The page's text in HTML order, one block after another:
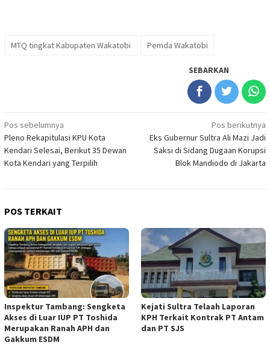
MTQ tingkat Kabupaten Wakatobi Pemda Wakatobi
SEBARKAN
Navigasi
pos
Pos sebelumnya
Pleno Rekapitulasi KPU Kota
Kendari Selesai, Berikut 35 Dewan
Kota Kendari yang Terpilih
Pos berikutnya
Eks Gubernur Sultra Ali Mazi Jadi
Saksi di Sidang Dugaan Korupsi
Blok Mandiodo di Jakarta
POS TERKAIT
Inspektur Tambang: Sengketa
Akses di Luar IUP PT Toshida
Merupakan Ranah APH dan
Gakkum ESDM
Kejati Sultra Telaah Laporan
KPH Terkait Kontrak PT Antam
dan PT SJS